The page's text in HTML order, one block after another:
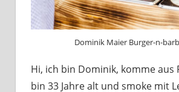
Dominik Maier Burger-n-
Hi, ich bin Dominik, komme aus
bin 33 Jahre alt und smoke mit